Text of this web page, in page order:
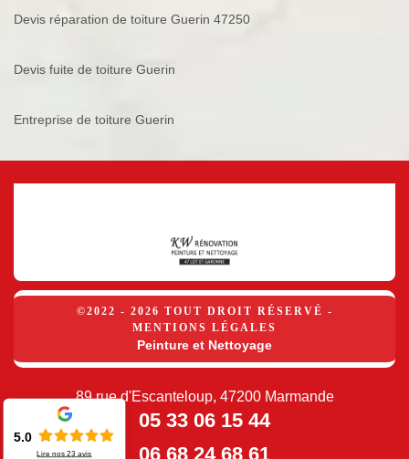
Devis réparation de toiture Guerin 47250
Devis fuite de toiture Guerin
Entreprise de toiture Guerin
©2022 - 2026 TOUT DROIT RÉSERVÉ -
MENTIONS LÉGALES
Peinture et Nettoyage
89 rue d'Escanteloup, 47200 Marmande
05 33 06 15 44
06 68 24 68 61
5.0
Lire nos23 avis